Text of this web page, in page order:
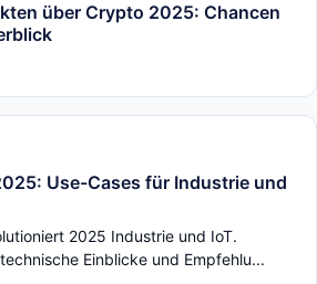
über Crypto 2025: Chancen
Use-Cases für Industrie und
2025 Industrie und IoT.
Einblicke und Empfehlu...